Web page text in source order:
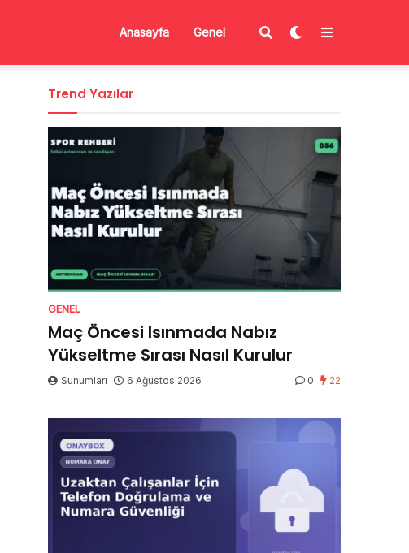
Anasayfa Genel
Trend Yazılar
GENEL
Maç Öncesi Isınmada Nabız
Yükseltme Sırası Nasıl Kurulur
Sunumları 6 Ağustos 2026 0 22